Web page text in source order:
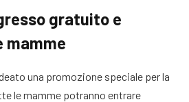
gratuito e
mamme
una promozione speciale per la
le mamme potranno entrare